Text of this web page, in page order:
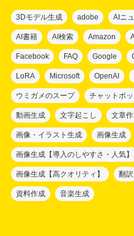
3Dモデル生成 adobe AIニ
AI書籍 AI検索 Amazon
Facebook FAQ Google
LoRA Microsoft OpenAI
ウミガメのスープ チャットボッ
動画生成 文字起こし 文章
画像・イラスト生成 画像生成
画像生成【導入のしやすさ・人気】
画像生成【高クオリティ】 翻訳
資料作成 音楽生成